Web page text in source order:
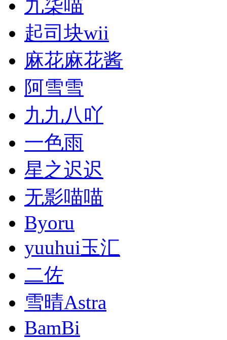
九柒喵
起司块wii
麻花麻花酱
阿雪雪
九九八吖
一色雨
星之迟迟
无影喵喵
Byoru
yuuhui玉汇
二佐
雪晴Astra
BamBi